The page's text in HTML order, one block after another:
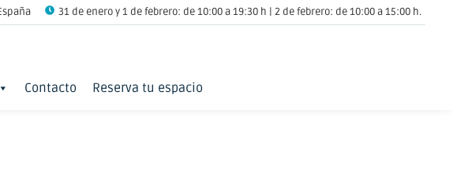
31 de enero y 1 de febrero: de 10:00 a 19:30 h | 2 de febrero: de 10:00 a 15:00 h.
Contacto Reserva tu espacio